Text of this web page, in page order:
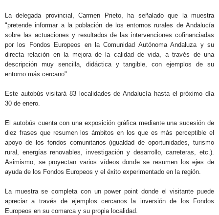
La delegada provincial, Carmen Prieto, ha señalado que la muestra
"pretende informar a la población de los entornos rurales de Andalucía
sobre las actuaciones y resultados de las intervenciones cofinanciadas
por los Fondos Europeos en la Comunidad Autónoma Andaluza y su
directa relación en la mejora de la calidad de vida, a través de una
descripción muy sencilla, didáctica y tangible, con ejemplos de su
entorno más cercano".
Este autobús visitará 83 localidades de Andalucía hasta el próximo día
30 de enero.
El autobús cuenta con una exposición gráfica mediante una sucesión de
diez frases que resumen los ámbitos en los que es más perceptible el
apoyo de los fondos comunitarios (igualdad de oportunidades, turismo
rural, energías renovables, investigación y desarrollo, carreteras, etc.).
Asimismo, se proyectan varios vídeos donde se resumen los ejes de
ayuda de los Fondos Europeos y el éxito experimentado en la región.
La muestra se completa con un power point donde el visitante puede
apreciar a través de ejemplos cercanos la inversión de los Fondos
Europeos en su comarca y su propia localidad.